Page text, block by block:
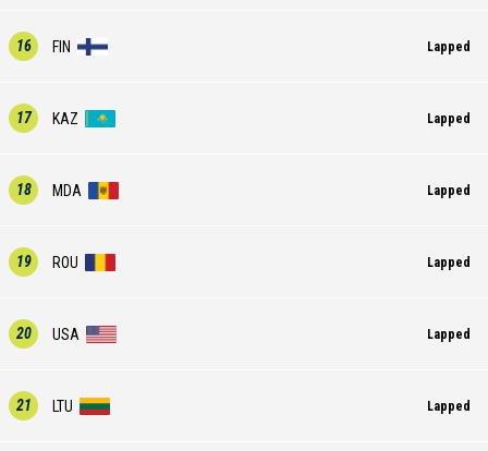
16 FIN Lapped
17 KAZ Lapped
18 MDA Lapped
19 ROU Lapped
20 USA Lapped
21 LTU Lapped